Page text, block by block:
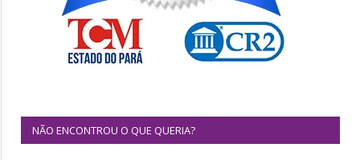
NÃO ENCONTROU O QUE QUERIA?